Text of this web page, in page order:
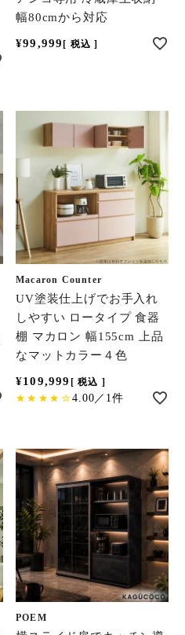
幅80cmから対応
¥99,999 税込
Macaron Counter
UV塗装仕上げでお手入れ
しやすい ロータイプ 食器
棚 マカロン 幅155cm 上品
なマットカラー４色
¥109,999 税込
4.00／1件
POEM